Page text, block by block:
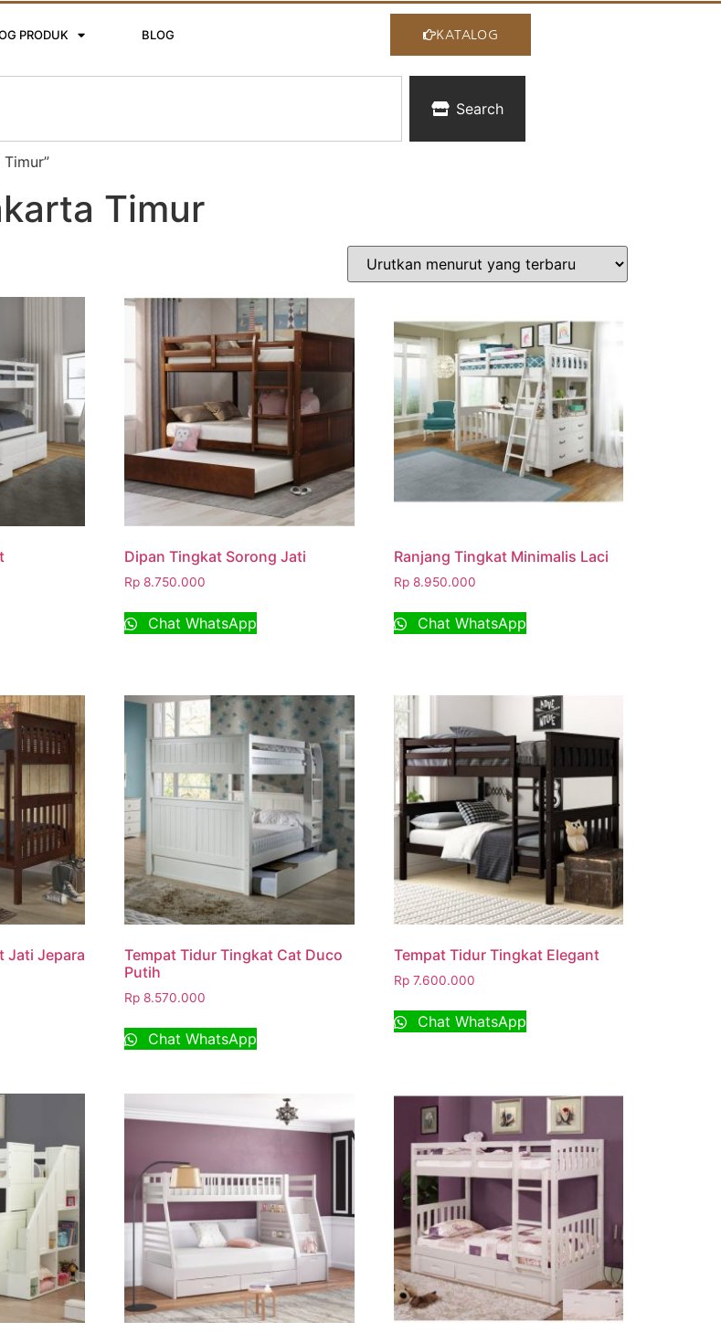
PRODUK BLOG KATALOG
Search
Timur
Dipan Tingkat Sorong Jati
Rp 8.750.000
Chat WhatsApp
Ranjang Tingkat Minimalis Laci
Rp 8.950.000
Chat WhatsApp
Jati Jepara
Tempat Tidur Tingkat Cat Duco
Putih
Rp 8.570.000
Chat WhatsApp
Tempat Tidur Tingkat Elegant
Rp 7.600.000
Chat WhatsApp